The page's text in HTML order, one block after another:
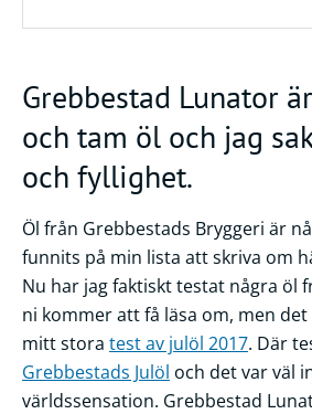
Grebbestad Lunator
och tam öl och jag
och fyllighet.
Öl från Grebbestads Bryggeri är
funnits på min lista att skriva om
Nu har jag faktiskt testat några öl
ni kommer att få läsa om, men
mitt stora test av julöl 2017. Där
Grebbestads Julöl och det var väl
världssensation. Grebbestad